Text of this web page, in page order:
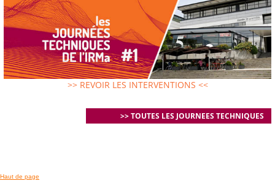
>> REVOIR LES INTERVENTIONS <<
>> TOUTES LES JOURNEES TECHNIQUES
Haut de page